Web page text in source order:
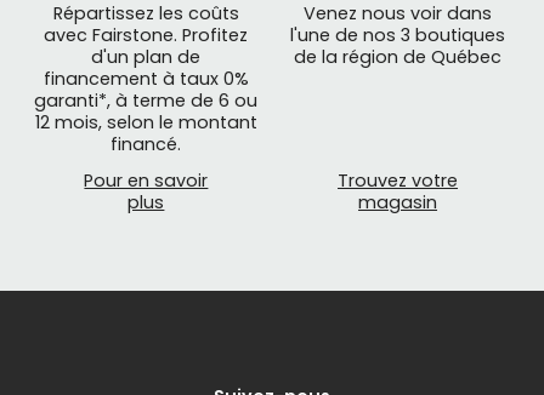
Répartissez les coûts
avec Fairstone. Profitez
d'un plan de
financement à taux 0%
garanti*, à terme de 6 ou
12 mois, selon le montant
financé.
Pour en savoir
plus
Venez nous voir dans
l'une de nos 3 boutiques
de la région de Québec
Trouvez votre
magasin